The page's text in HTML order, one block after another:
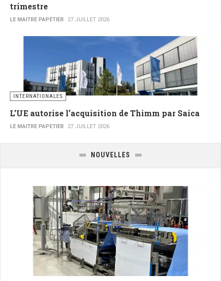
trimestre
LE MAITRE PAPETIER 27 JUILLET 2026
INTERNATIONALES
L’UE autorise l’acquisition de Thimm par Saica
LE MAITRE PAPETIER 27 JUILLET 2026
NOUVELLES